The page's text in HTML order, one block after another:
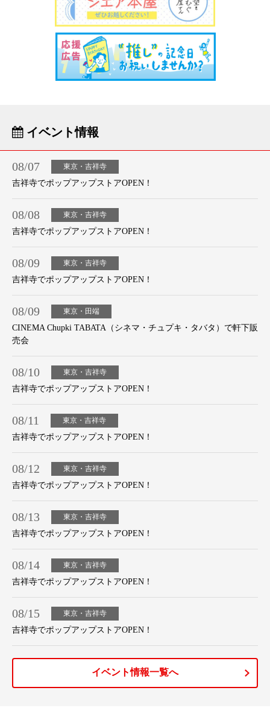
イベント情報
08/07 東京・吉祥寺
吉祥寺でポップアップストアOPEN！
08/08 東京・吉祥寺
吉祥寺でポップアップストアOPEN！
08/09 東京・吉祥寺
吉祥寺でポップアップストアOPEN！
08/09 東京・田端
CINEMA Chupki TABATA（シネマ・チュプキ・タバタ）で軒下販
売会
08/10 東京・吉祥寺
吉祥寺でポップアップストアOPEN！
08/11 東京・吉祥寺
吉祥寺でポップアップストアOPEN！
08/12 東京・吉祥寺
吉祥寺でポップアップストアOPEN！
08/13 東京・吉祥寺
吉祥寺でポップアップストアOPEN！
08/14 東京・吉祥寺
吉祥寺でポップアップストアOPEN！
08/15 東京・吉祥寺
吉祥寺でポップアップストアOPEN！
イベント情報一覧へ